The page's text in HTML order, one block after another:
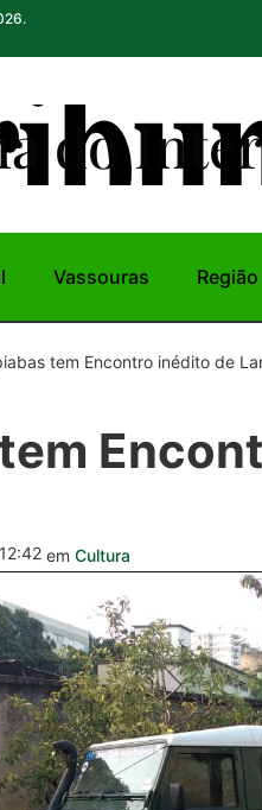
do Inte
Vassouras Região
tem Encontro inédito de
em Cultura